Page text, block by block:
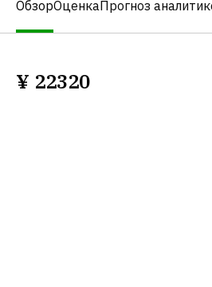
ОбзорОценкаПрогноз
¥ 22320